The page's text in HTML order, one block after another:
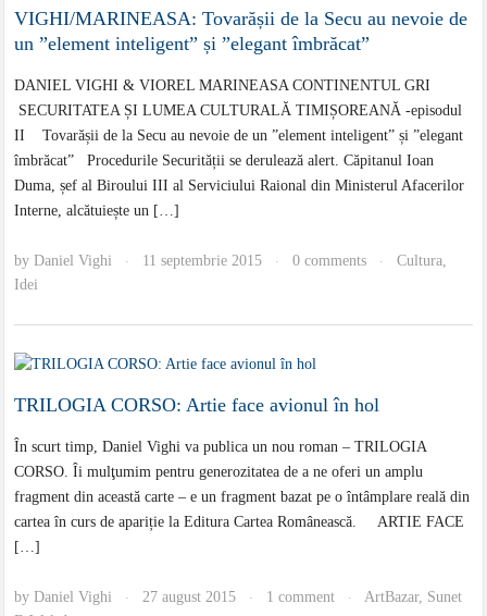
VIGHI/MARINEASA: Tovarășii de la Secu au nevoie de
un ”element inteligent” și ”elegant îmbrăcat”
DANIEL VIGHI & VIOREL MARINEASA CONTINENTUL GRI
SECURITATEA ȘI LUMEA CULTURALĂ TIMIȘOREANĂ -episodul
II Tovarășii de la Secu au nevoie de un ”element inteligent” și ”elegant
îmbrăcat” Procedurile Securității se derulează alert. Căpitanul Ioan
Duma, șef al Biroului III al Serviciului Raional din Ministerul Afacerilor
Interne, alcătuiește un […]
byDaniel Vighi · 11 septembrie 2015 · 0 comments · Cultura
Idei
TRILOGIA CORSO: Artie face avionul în hol
În scurt timp, Daniel Vighi va publica un nou roman – TRILOGIA
CORSO. Îi mulţumim pentru generozitatea de a ne oferi un amplu
fragment din această carte – e un fragment bazat pe o întâmplare reală din
cartea în curs de apariție la Editura Cartea Românească. ARTIE FACE
[…]
byDaniel Vighi · 27 august 2015 · 1 comment · ArtBazar, Sunet